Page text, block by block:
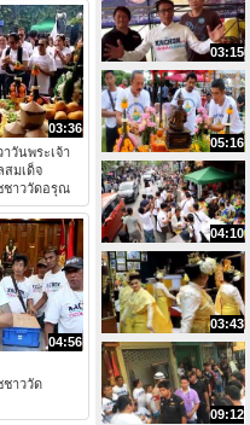
03:36
วันพระเจ้า
มเด็จ
ชาววัดอรุณ
04:56
ชาววัด
03:15
05:16
04:10
03:43
09:12